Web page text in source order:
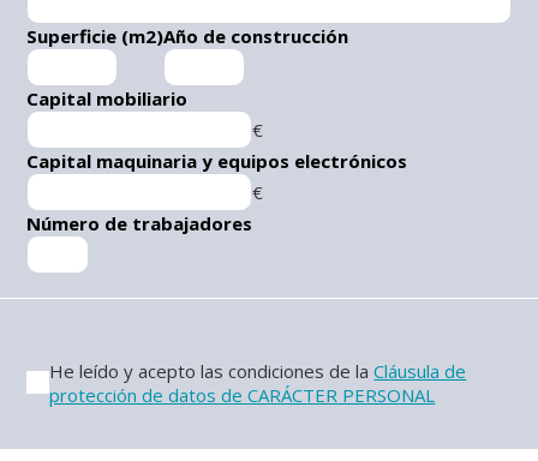
Superficie (m2)Año de construcción
Capital mobiliario
€
Capital maquinaria y equipos electrónicos
€
Número de trabajadores
He leído y acepto las condiciones de laCláusula de
protección de datos de CARÁCTER PERSONAL